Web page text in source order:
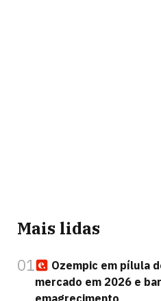
Mais lidas
01
Ozempic em pílula
mercado em 2026 e
emagrecimento